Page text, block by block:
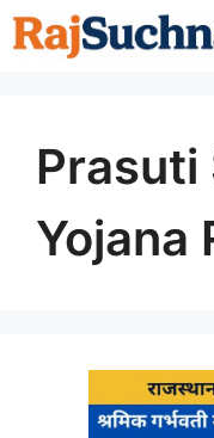
Skip
to
Prasuti
Yojana